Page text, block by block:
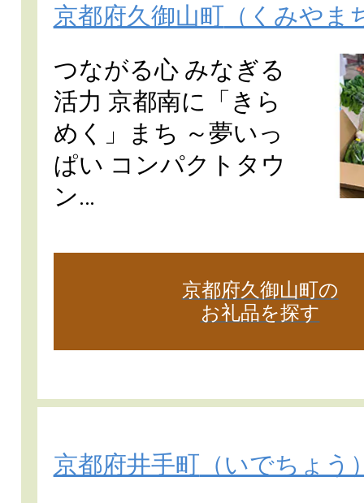
京都府久御山町 （くみやま
つながる心 みなぎる
活力 京都南に「きら
めく」まち ～夢いっ
ぱい コンパクトタウ
ン…
京都府久御山町の
お礼品を探す
京都府井手町 （いでちょう